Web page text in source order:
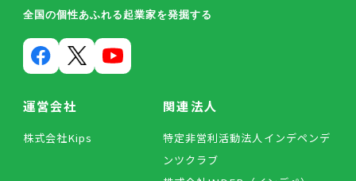
全国の個性あふれる起業家を発掘する
運営会社
株式会社Kips
関連法人
特定非営利活動法人インデペンデ
ンツクラブ